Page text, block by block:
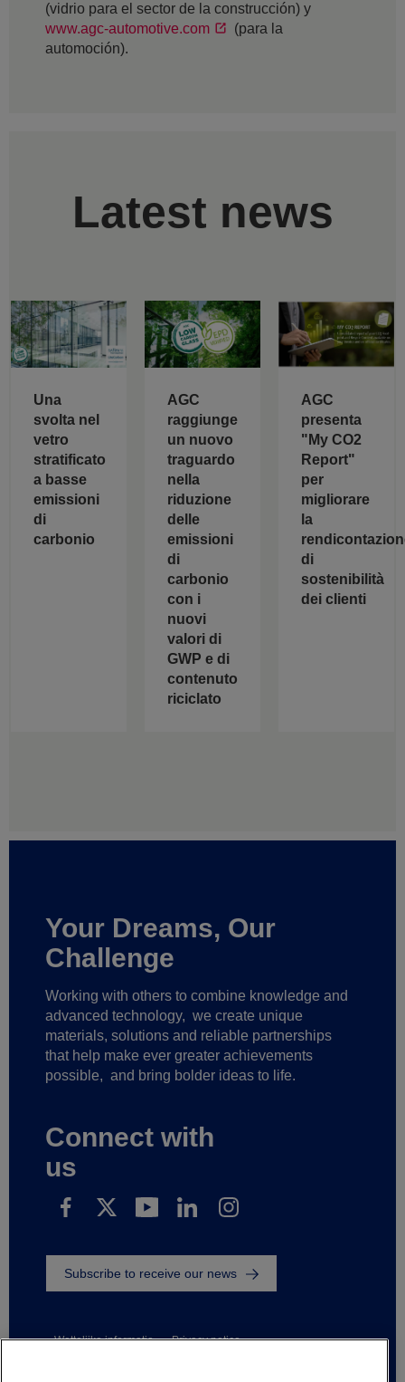
(vidrio para el sector de la construcción) y
www.agc-automotive.com
(para la
automoción).
Latest news
Una
svolta nel
vetro
stratificato
a basse
emissioni
di
carbonio
AGC
raggiunge
un nuovo
traguardo
nella
riduzione
delle
emissioni
di
carbonio
con i
nuovi
valori di
GWP e di
contenuto
riciclato
AGC
presenta
"My CO2
Report"
per
migliorare
la
di
sostenibilità
dei clienti
Your Dreams, Our
Challenge
Working with others to combine knowledge and
advanced technology, we create unique
materials, solutions and reliable partnerships
that help make ever greater achievements
possible, and bring bolder ideas to life.
Connect with
us
Wettelijke informatie
Privacy notice
Subscribe to receive our news